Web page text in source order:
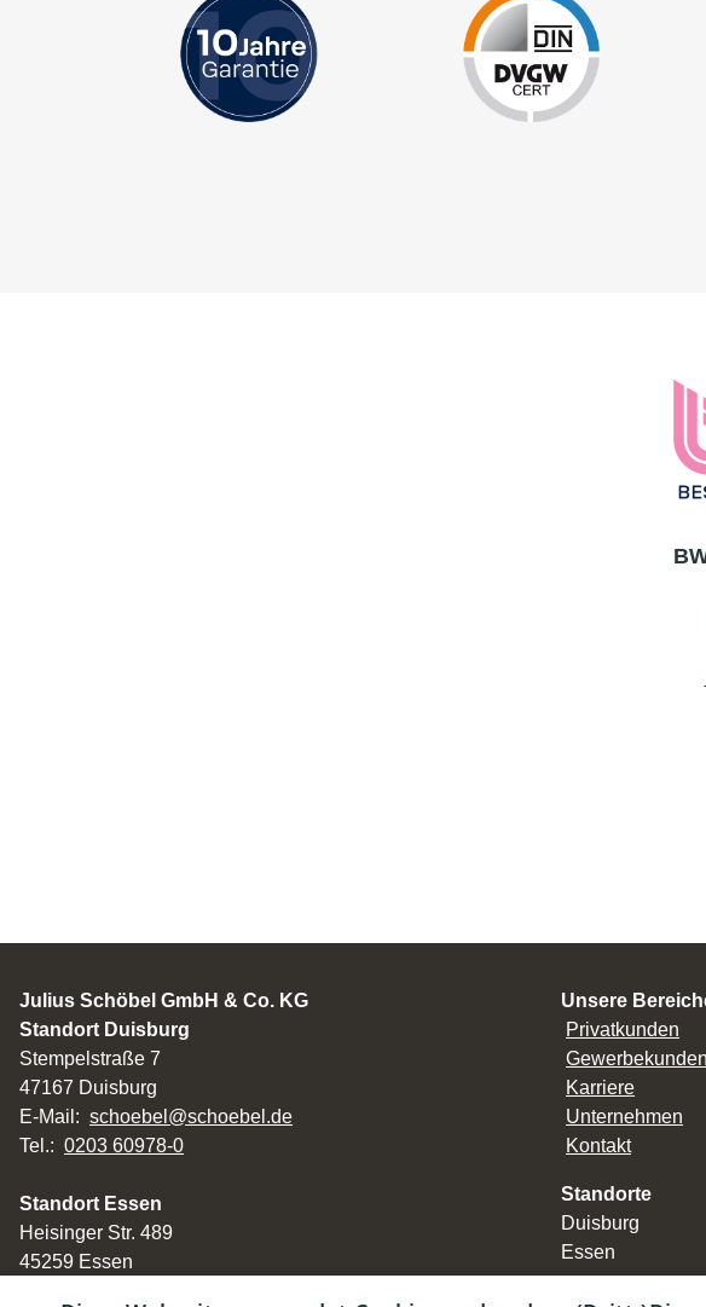
Julius Schöbel GmbH & Co. KG
Standort Duisburg
Stempelstraße 7
47167 Duisburg
E-Mail: schoebel@schoebel.de
Tel.: 0203 60978-0
Standort Essen
Heisinger Str. 489
45259 Essen
Unsere
Privatkunden
Gewerbekunden
Karriere
Unternehmen
Kontakt
Standorte
Duisburg
Essen